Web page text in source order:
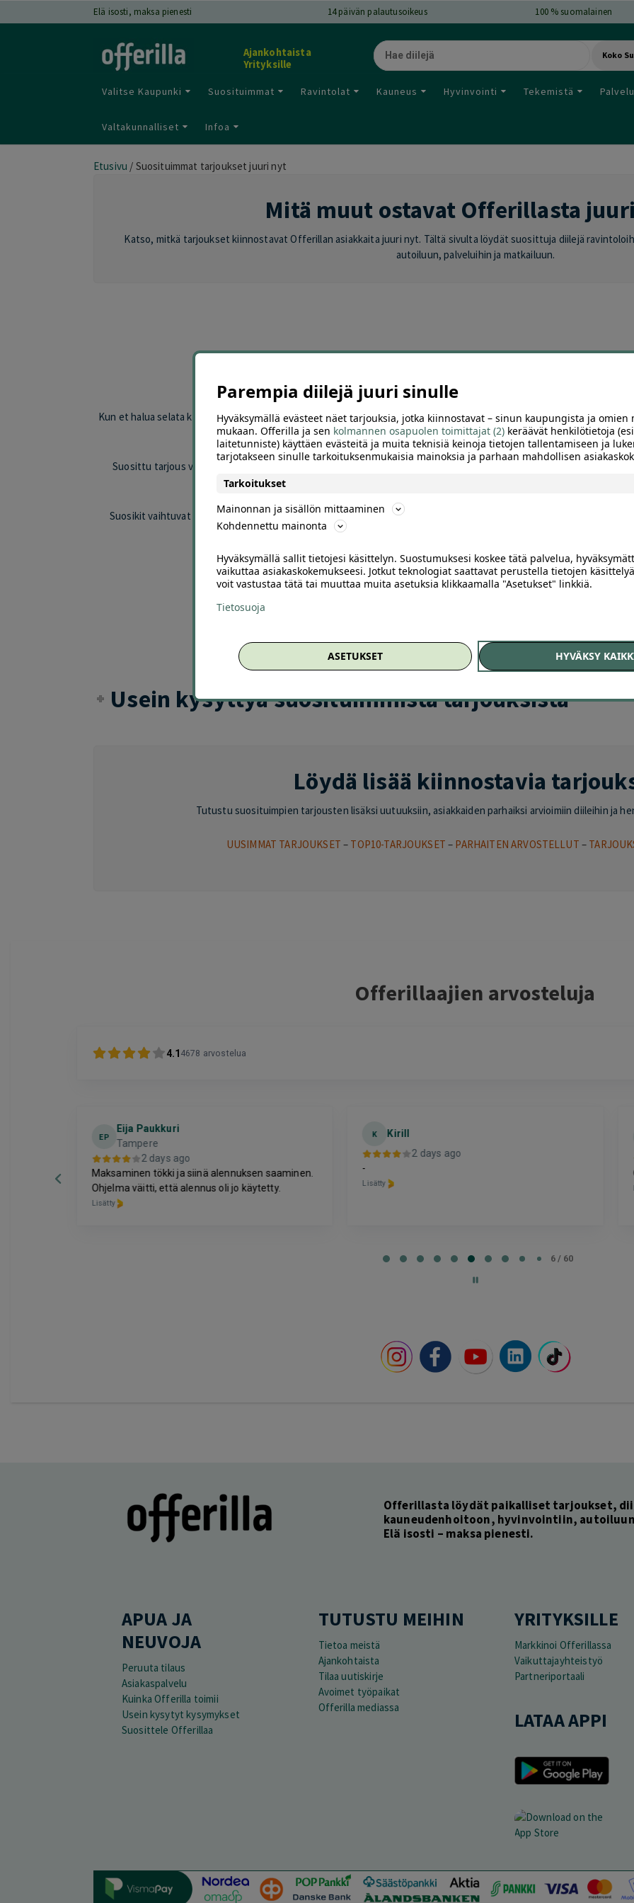
Elä isosti, maksa pienesti 14päivän palautusoikeus 100 % suomalainen
Ajankohtaista
Yrityksille
Koko
Valitse Kaupunki Suosituimmat Ravintolat Kauneus Hyvinvointi Tekemistä
Valtakunnalliset Infoa
Etusivu / Suosituimmat tarjoukset juuri nyt
Mitä muut ostavat Offerillasta
Katso, mitkä tarjoukset kiinnostavat Offerillan asiakkaita juuri nyt. Tältä sivulta löydät suosittuja diilejä
autoiluun, palveluihin ja matkailuun.
Löydä tämän hetken
Kun et halua selata koko Offerillan valikoimaa, suosituimpien tarjousten sivu auttaa löytämään nopeasti diilit, joihin
esimerkiksi ravintolaelämyksiä, hierontoja, kauneushoitoja, autopesuja, aktiviteetteja ja
Suosittu tarjous voi erottua edukseen hinnan, suuren alennuksen, kiinnostavan palvelun tai hyvän sijainnin
Suosikit vaihtuvat valikoiman ja asiakkaiden kiinnostuksen mukana. Sivulle kannattaa siksi palata säännöllisesti
Selaa suosittuja tarjouksia
Valitse oma kaupunkisi ja löydä alueesi kiinnostavimmat ravintola-, kauneus-, hyvinvointi-,
Usein kysyttyä suosituimmista tarjouksista
Löydä lisää kiinnostavia
Tutustu suosituimpien tarjousten lisäksi uutuuksiin, asiakkaiden parhaiksi arvioimiin diileihin ja
UUSIMMAT TARJOUKSET – TOP10-TARJOUKSET – PARHAITEN ARVOSTELLUT –
Offerillaajien arvosteluja
4.1 4678 arvostelua
EP
Eija Paukkuri
Tampere
2 days ago
Maksaminen tökki ja siinä alennuksen saaminen.
Ohjelma väitti, että alennus oli jo käytetty.
Lisätty
K
Kirill
2 days ago
-
Lisätty
6 / 60
Offerillasta löydät paikalliset tarjoukset,
kauneudenhoitoon, hyvinvointiin,
Elä isosti – maksa pienesti.
APUA JA
NEUVOJA
Peruuta tilaus
Asiakaspalvelu
Kuinka Offerilla toimii
Usein kysytyt kysymykset
Suosittele Offerillaa
TUTUSTU MEIHIN
Tietoa meistä
Ajankohtaista
Tilaa uutiskirje
Avoimet työpaikat
Offerilla mediassa
YRITYKSILLE
Markkinoi Offerillassa
Vaikuttajayhteistyö
Partneriportaali
LATAA APPI
Parempia diilejä juuri sinulle
Hyväksymällä evästeet näet tarjouksia, jotka kiinnostavat – sinun kaupungista ja omien
mukaan. Offerilla ja sen kolmannen osapuolen toimittajat (2) keräävät henkilötietoja
laitetunniste) käyttäen evästeitä ja muita teknisiä keinoja tietojen tallentamiseen ja
tarjotakseen sinulle tarkoituksenmukaisia mainoksia ja parhaan mahdollisen
Tarkoitukset
Mainonnan ja sisällön mittaaminen
Kohdennettu mainonta
Hyväksymällä sallit tietojesi käsittelyn. Suostumuksesi koskee tätä palvelua,
vaikuttaa asiakaskokemukseesi. Jotkut teknologiat saattavat perustella tietojen
voit vastustaa tätä tai muuttaa muita asetuksia klikkaamalla "Asetukset" linkkiä.
Tietosuoja
ASETUKSET HYVÄKSY